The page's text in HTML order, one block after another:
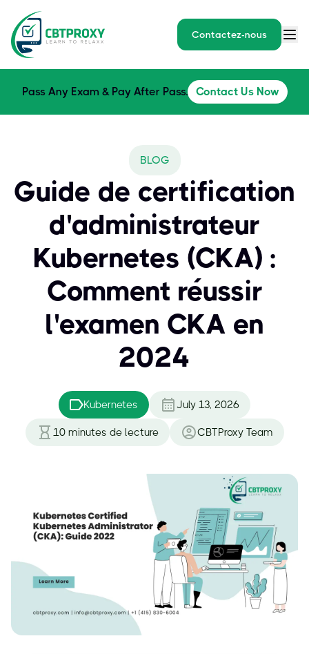
Contactez-nous
Pass Any Exam & Pay After Pass. Contact Us Now
BLOG
Guide de certification
d'administrateur
Kubernetes (CKA) :
Comment réussir
l'examen CKA en
2024
Kubernetes July 13, 2026
10 minutes de lecture CBTProxy Team